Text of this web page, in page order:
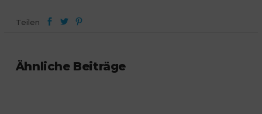
Teilen
Ähnliche Beiträge